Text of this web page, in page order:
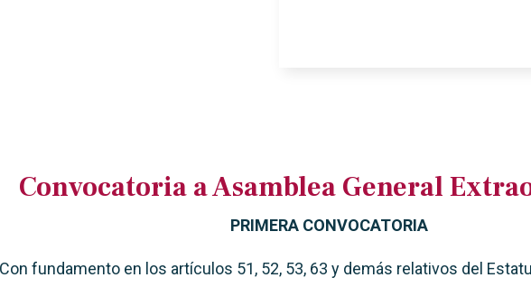
Convocatoria a Asamblea General
PRIMERA CONVOCATORIA
Con fundamento en los artículos 51, 52, 53, 63 y demás relativos del